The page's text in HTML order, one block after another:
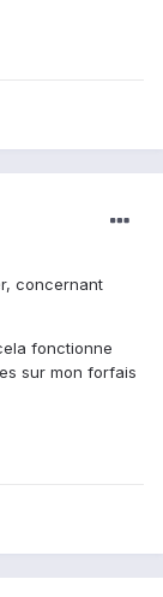
concernant
fonctionne
sur mon forfais